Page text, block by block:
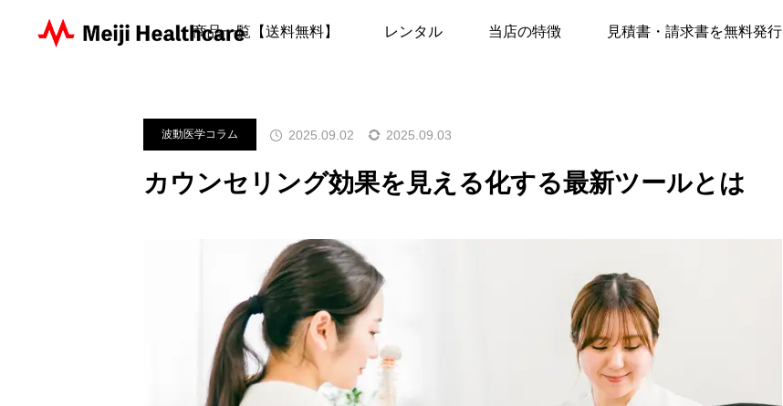
商品一覧【送料無料】 レンタル 当店の特徴 見積書・請求書を無料発行
ブログ 波動医学コラム カウンセリング効果を見える化する最新ツールとは
波動医学コラム 2025.09.02 2025.09.03
カウンセリング効果を見える化する最新ツールとは